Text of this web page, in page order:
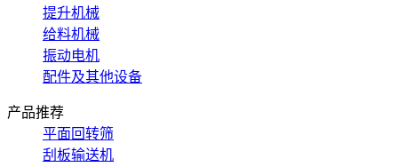
提升机械
给料机械
振动电机
配件及其他设备
产品推荐
平面回转筛
刮板输送机